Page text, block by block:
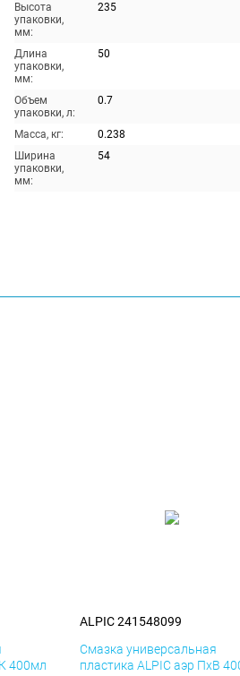
Высота
упаковки,
мм:
235
Длина
упаковки,
мм:
50
Объем
упаковки, л:
0.7
Масса, кг:
0.238
Ширина
упаковки,
мм:
54
400мл
ALPIC 241548099
Смазка универсальная
пластика ALPIC аэр ПхВ